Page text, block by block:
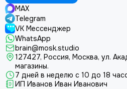
MAX
Telegram
VK Мессенджер
WhatsApp
brain@mosk.studio
127427, Россия, Москва, ул.
магазины.
7 дней в неделю с 10 до 18
ИП Иванов Иван Иванович